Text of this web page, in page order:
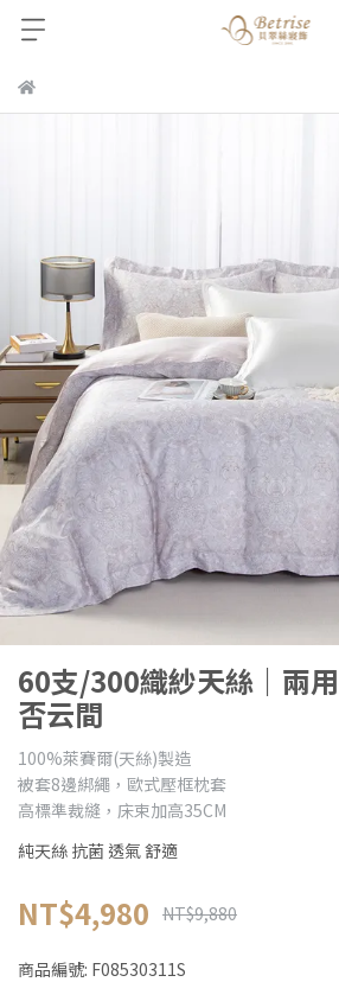
60支/300織紗天絲｜兩
否云間
100%萊賽爾(天絲)製造
被套8邊綁繩，歐式壓框枕套
高標準裁縫，床束加高35CM
純天絲 抗菌 透氣 舒適
NT$4,980 NT$9,880
商品編號: F08530311S